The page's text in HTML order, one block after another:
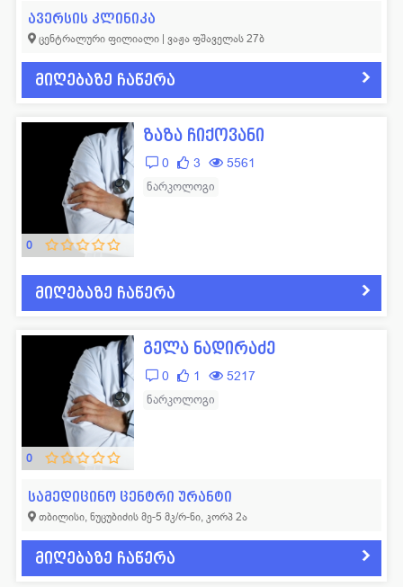
ავერსის კლინიკა
ცენტრალური ფილიალი | ვაჟა ფშაველას 27ბ
მიღებაზე ჩაწერა
0
ზაზა ჩიქოვანი
0 3 5561
ნარკოლოგი
მიღებაზე ჩაწერა
0
გელა ნადირაძე
0 1 5217
ნარკოლოგი
სამედიცინო ცენტრი ურანტი
თბილისი, ნუცუბიძის მე-5 მკ/რ-ნი, კორპ 2ა
მიღებაზე ჩაწერა